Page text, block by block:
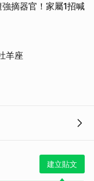
摘器官！家屬1招喊
羊座
建立貼文